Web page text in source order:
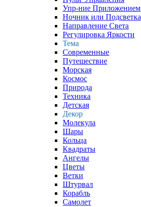
Упр-ние Приложением
Ночник или Подсветка
Направление Света
Регулировка Яркости
Тема
Современные
Путешествие
Морская
Космос
Природа
Техника
Детская
Декор
Молекула
Шары
Кольца
Квадраты
Ангелы
Цветы
Ветки
Штурвал
Корабль
Самолет